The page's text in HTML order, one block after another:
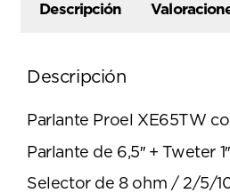
Descripción
Descripción
Parlante Proel XE65TW
Parlante de 6,5″ + Tweter
Selector de 8 ohm / 2/5/